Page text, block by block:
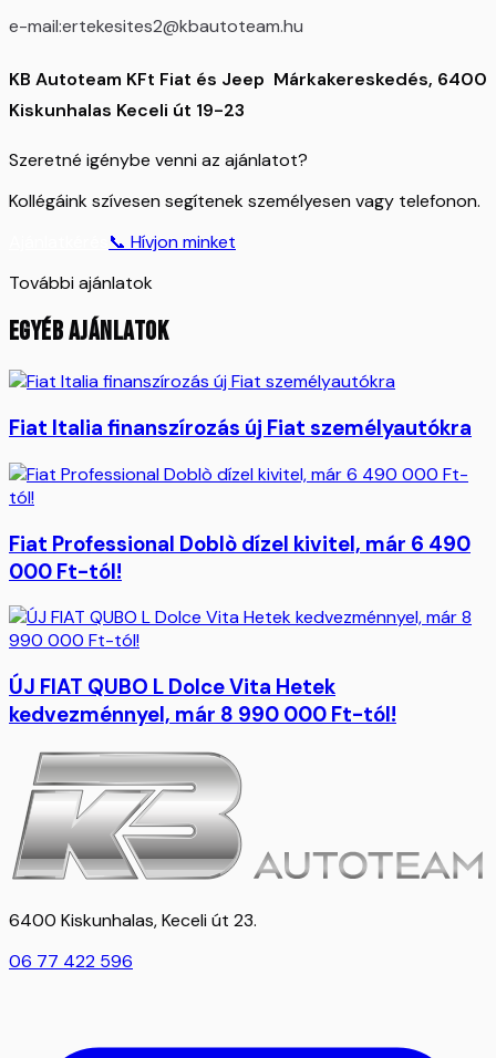
e-mail:ertekesites2@kbautoteam.hu
KB Autoteam KFt Fiat és Jeep Márkakereskedés, 6400
Kiskunhalas Keceli út 19-23
Szeretné igénybe venni az ajánlatot?
Kollégáink szívesen segítenek személyesen vagy telefonon.
📞 Hívjon minket
További ajánlatok
EGYÉB AJÁNLATOK
Fiat Italia finanszírozás új Fiat személyautókra
Fiat Professional Doblò dízel kivitel, már 6 490
000 Ft-tól!
ÚJ FIAT QUBO L Dolce Vita Hetek
kedvezménnyel, már 8 990 000 Ft-tól!
6400 Kiskunhalas, Keceli út 23.
06 77 422 596